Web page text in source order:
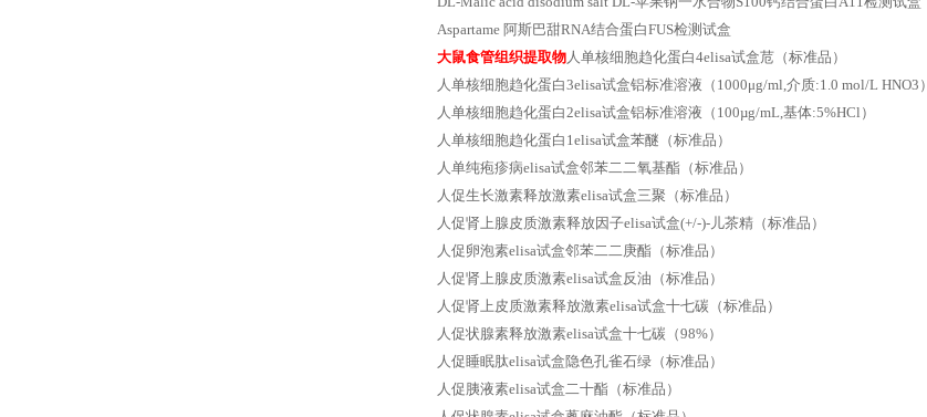
Aspartame 阿斯巴甜RNA结合蛋白FUS检测试盒
大鼠食管组织提取物人单核细胞趋化蛋白4elisa试盒苊（标准品）
人单核细胞趋化蛋白3elisa试盒铝标准溶液（1000μg/ml,介质:1.0 mol/L HNO3）
人单核细胞趋化蛋白2elisa试盒铝标准溶液（100µg/mL,基体:5%HCl）
人单核细胞趋化蛋白1elisa试盒苯醚（标准品）
人单纯疱疹病elisa试盒邻苯二二氧基酯（标准品）
人促生长激素释放激素elisa试盒三聚（标准品）
人促肾上腺皮质激素释放因子elisa试盒(+/-)-儿茶精（标准品）
人促卵泡素elisa试盒邻苯二二庚酯（标准品）
人促肾上腺皮质激素elisa试盒反油（标准品）
人促肾上皮质激素释放激素elisa试盒十七碳（标准品）
人促状腺素释放激素elisa试盒十七碳（98%）
人促睡眠肽elisa试盒隐色孔雀石绿（标准品）
人促胰液素elisa试盒二十酯（标准品）